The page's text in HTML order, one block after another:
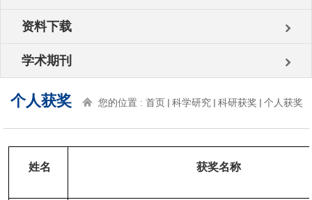
资料下载
学术期刊
个人获奖 您的位置 : 首页 科学研究 科研获奖 个人获奖
姓名 获奖名称